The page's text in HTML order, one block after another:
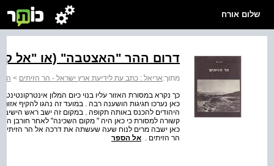
שלום אורח
דרום ההר "האצטבה" (או "אל
מתוך:אריאל : כתב עת לידיעת ארץ ישראל - הר הזיתים > הר
כך נקרא במסורת האזור עליו בנוי כיום המלון
כאן נערכו חגיגות הושענה רבה . במועד זה נהגו להקיף
היהודים להכנס באותה תקופה . במקום זה ישב ראש
הר הזיתים . אל הספר